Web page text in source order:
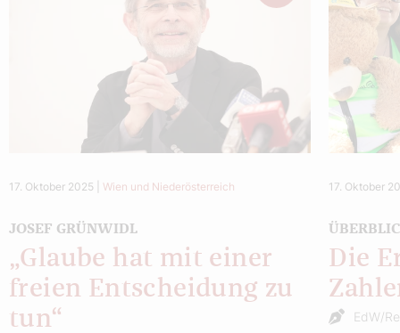
17. Oktober 2025 Wien und Niederösterreich
JOSEF GRÜNWIDL
„Glaube hat mit einer
freien Entscheidung zu
tun“
17. Oktober
Die
EdW/